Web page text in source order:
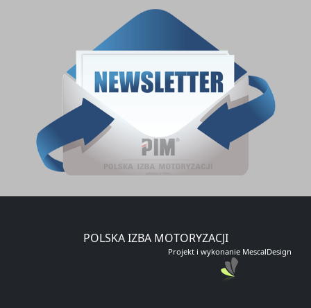
ZAPISZ SIĘ DO NEWSLETTERA
E-mail
Zapisz się
POLSKA IZBA MOTORYZACJI
Projekt i wykonanie MescalDesign